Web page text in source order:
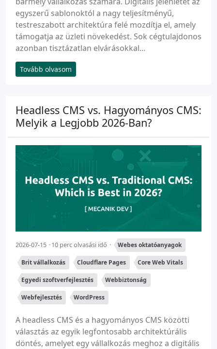
egyszerű sablonoktól a nagy teljesítményű,
testreszabott architektúra felé mozdítja el, amely
támogatja az üzleti növekedést. Sok cégtulajdonos
azonban tisztázatlan elvárásokkal...
Tovább olvasom
Headless CMS vs. Hagyományos CMS:
Melyik a Legjobb 2026-Ban?
2026-07-15 10 perc olvasási idő Webes oktatóanyagok
Brit vállalkozás Cloudflare Pages Core Web Vitals
Egyedi szoftverfejlesztés Webbiztonság
Webfejlesztés WordPress
A headless CMS és a hagyományos CMS közötti
választás az egyik legfontosabb architektúrális
döntés, amelyet egy vállalkozás meghoz a digitális